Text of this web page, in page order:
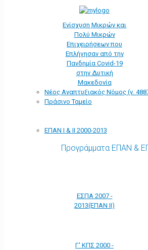
Ενίσχυση Μικρών και
Πολύ Μικρών
Επιχειρήσεων που
Επλήγησαν από την
Πανδημία Covid-19
στην Δυτική
Μακεδονία
Νέος Αναπτυξιακός Νόμος (ν.
Πράσινο Ταμείο
ΕΠΑΝ Ι & ΙΙ 2000-2013
Προγράμματα ΕΠΑΝ &
ΕΣΠΑ 2007 -
2013(ΕΠΑΝ ΙΙ)
Γ' ΚΠΣ 2000 -